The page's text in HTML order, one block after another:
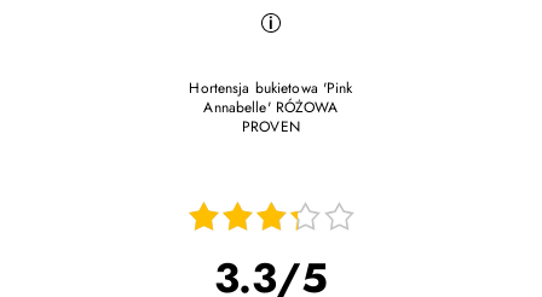
Hortensja bukietowa 'Pink
Annabelle' RÓŻOWA
PROVEN
3.3/5
11.06.2026